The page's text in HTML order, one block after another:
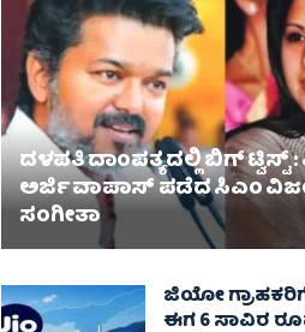
ದಳಪತಿ ದಾಂಪತ್ಯದಲ್ಲಿ ಬಿಗ್ ಟ್ವಿಸ್ಟ್
ಅರ್ಜಿ ವಾಪಾಸ್‌ ಪಡೆದ ಸಿಎಂ
ಸಂಗೀತಾ‌
ಜಿಯೋ
ಈಗ 6 ಸಾವಿರ